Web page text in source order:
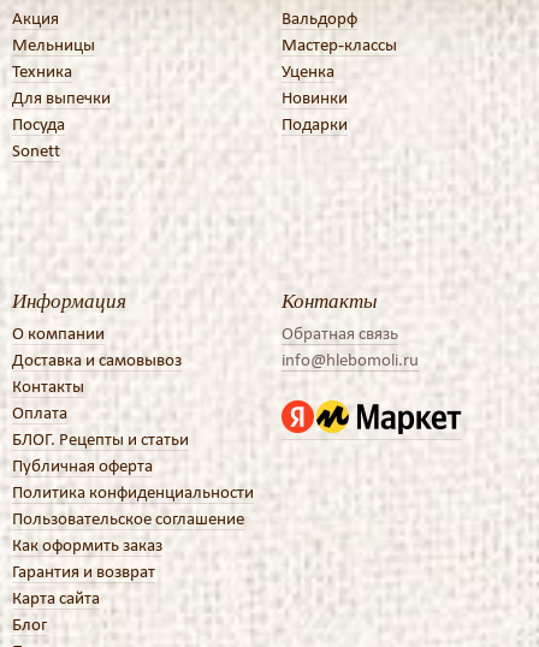
Акция
Мельницы
Техника
Для выпечки
Посуда
Sonett
Вальдорф
Мастер-классы
Уценка
Новинки
Подарки
Информация
О компании
Доставка и самовывоз
Контакты
Оплата
БЛОГ. Рецепты и статьи
Публичная оферта
Политика конфиденциальности
Пользовательское соглашение
Как оформить заказ
Гарантия и возврат
Карта сайта
Блог
Контакты
Обратная связь
info@hlebomoli.ru